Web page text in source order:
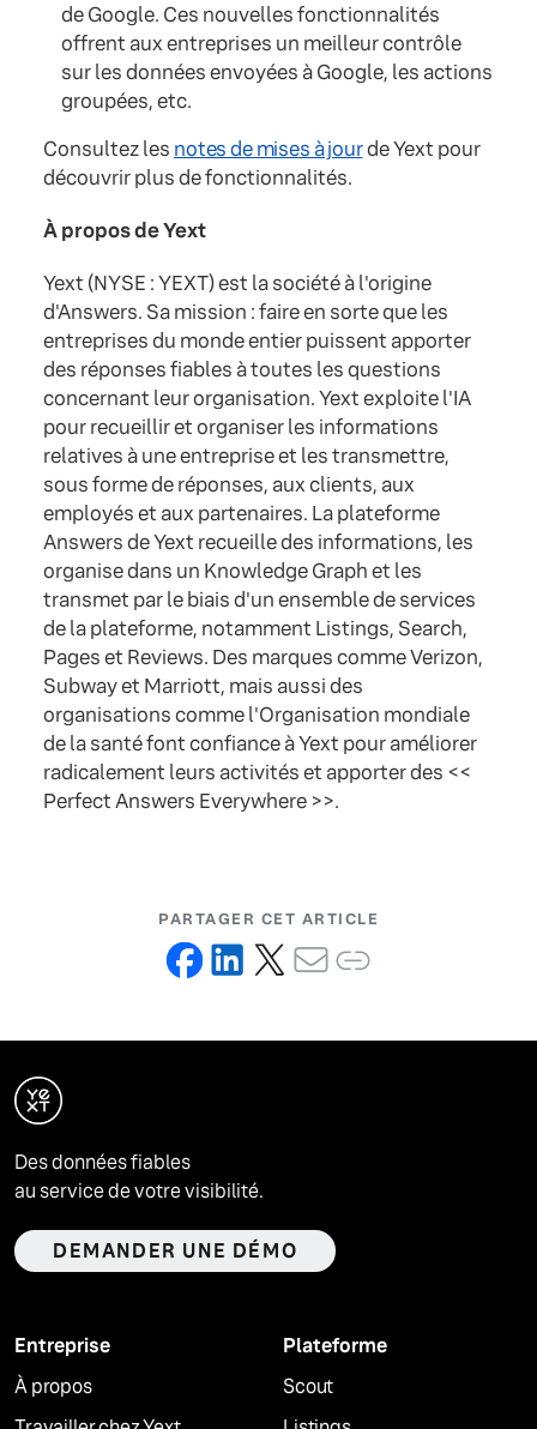
de Google. Ces nouvelles fonctionnalités
offrent aux entreprises un meilleur contrôle
sur les données envoyées à Google, les actions
groupées, etc.
Consultez les notes de mises à jourde Yext pour
découvrir plus de fonctionnalités.
À propos de Yext
Yext (NYSE : YEXT) est la société à l'origine
d'Answers. Sa mission : faire en sorte que les
entreprises du monde entier puissent apporter
des réponses fiables à toutes les questions
concernant leur organisation. Yext exploite l'IA
pour recueillir et organiser les informations
relatives à une entreprise et les transmettre,
sous forme de réponses, aux clients, aux
employés et aux partenaires. La plateforme
Answers de Yext recueille des informations, les
organise dans un Knowledge Graph et les
transmet par le biais d'un ensemble de services
de la plateforme, notamment Listings, Search,
Pages et Reviews. Des marques comme Verizon,
Subway et Marriott, mais aussi des
organisations comme l'Organisation mondiale
de la santé font confiance à Yext pour améliorer
radicalement leurs activités et apporter des <<
Perfect Answers Everywhere >>.
PARTAGER CET ARTICLE
Des données fiables
au service de votre visibilité.
DEMANDER UNE DÉMO
Entreprise
À propos
Plateforme
Scout